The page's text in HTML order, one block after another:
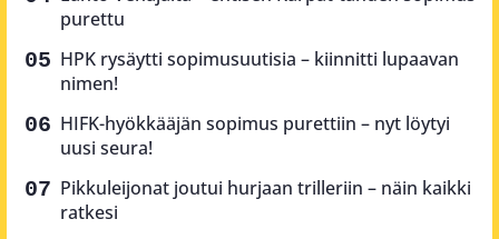
purettu
HPK rysäytti sopimusuutisia – kiinnitti lupaavan
nimen!
HIFK-hyökkääjän sopimus purettiin – nyt löytyi
uusi seura!
Pikkuleijonat joutui hurjaan trilleriin – näin kaikki
ratkesi